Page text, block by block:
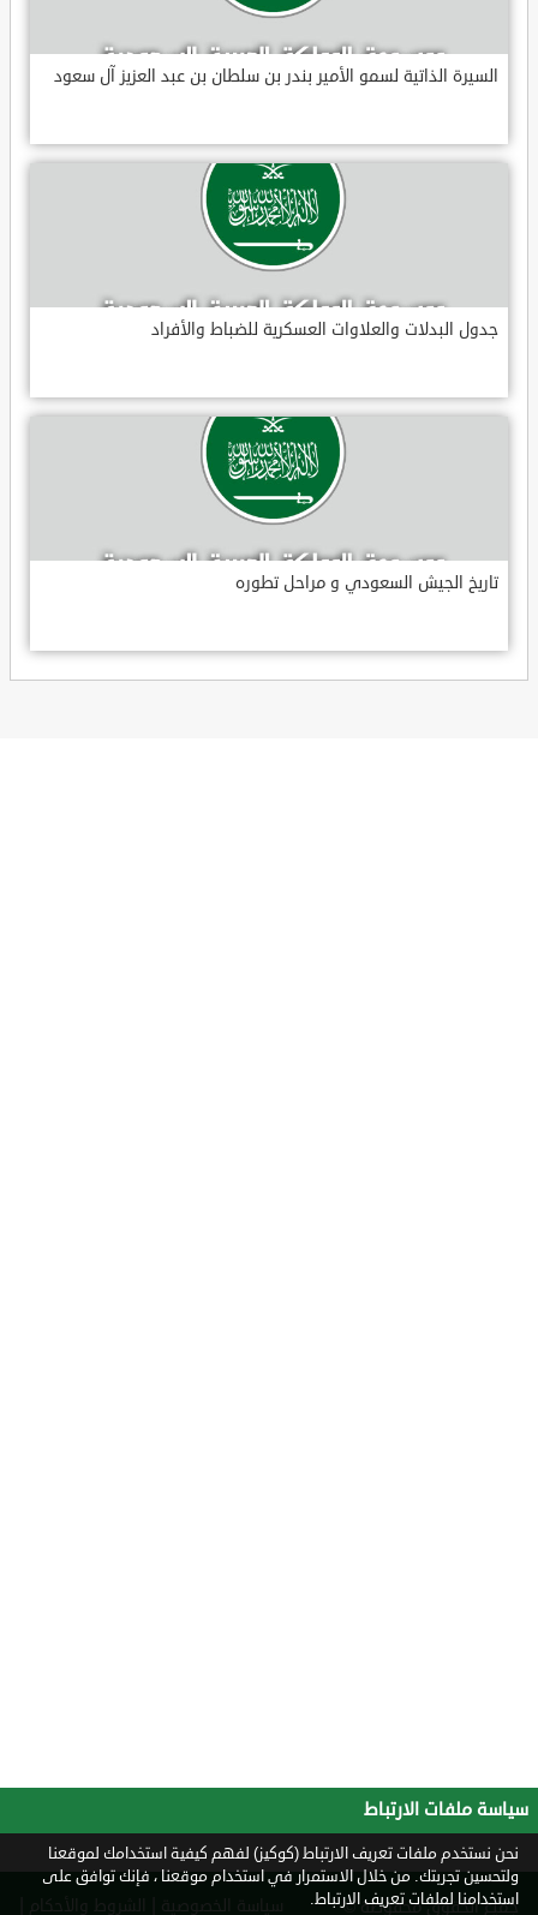
السيرة الذاتية لسمو الأمير بندر بن سلطان بن عبد العزيز آل سعود
جدول البدلات والعلاوات العسكرية للضباط والأفراد
تاريخ الجيش السعودي و مراحل تطوره
جميع الحقوق محفوظة ©
سياسة ملفات الارتباط
نحن نستخدم ملفات تعريف الارتباط (كوكيز) لفهم كيفية استخدامك لموقعنا
ولتحسين تجربتك. من خلال الاستمرار في استخدام موقعنا ، فإنك توافق على
استخدامنا لملفات تعريف الارتباط.